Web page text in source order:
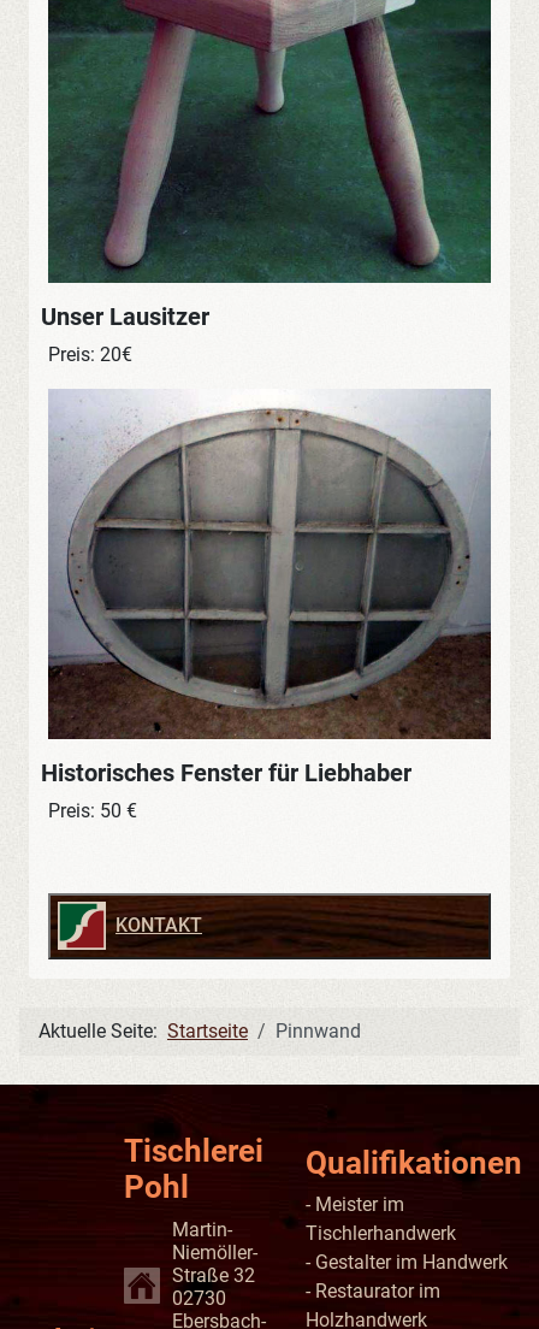
Unser Lausitzer
Preis: 20€
Historisches Fenster für Liebhaber
Preis: 50 €
KONTAKT
Aktuelle Seite: Startseite Pinnwand
Tischlerei
Pohl
Martin-
Niemöller-
Straße 32
02730
Ebersbach-
Qualifikationen
- Meister im
Tischlerhandwerk
- Gestalter im Handwerk
- Restaurator im
Holzhandwerk